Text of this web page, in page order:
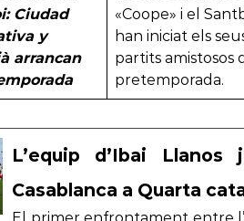
Ciudad
y
arrancan
«Coope» i el
han iniciat els
partits amistosos
pretemporada.
L’equip d’Ibai Llanos
Casablanca a Quarta